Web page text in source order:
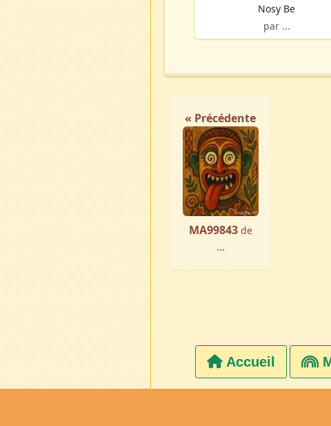
Nosy Be
par ...
« Précédente
MA99843 de
...
Accueil